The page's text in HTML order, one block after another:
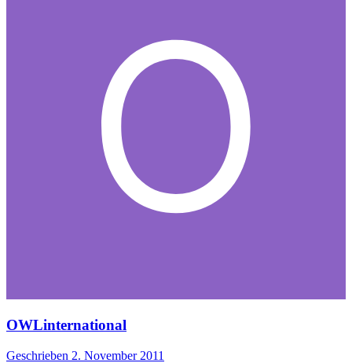
OWLinternational
Geschrieben 2. November 2011